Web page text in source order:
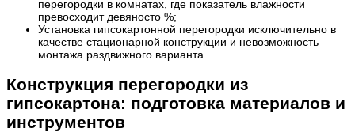
перегородки в комнатах, где показатель влажности
превосходит девяносто %;
Установка гипсокартонной перегородки исключительно в
качестве стационарной конструкции и невозможность
монтажа раздвижного варианта.
Конструкция перегородки из
гипсокартона: подготовка материалов и
инструментов